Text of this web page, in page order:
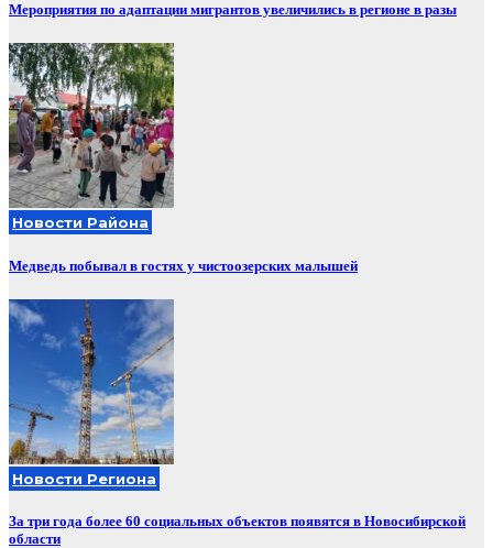
Мероприятия по адаптации мигрантов увеличились в регионе в разы
Новости Района
Медведь побывал в гостях у чистоозерских малышей
Новости Региона
За три года более 60 социальных объектов появятся в Новосибирской
области